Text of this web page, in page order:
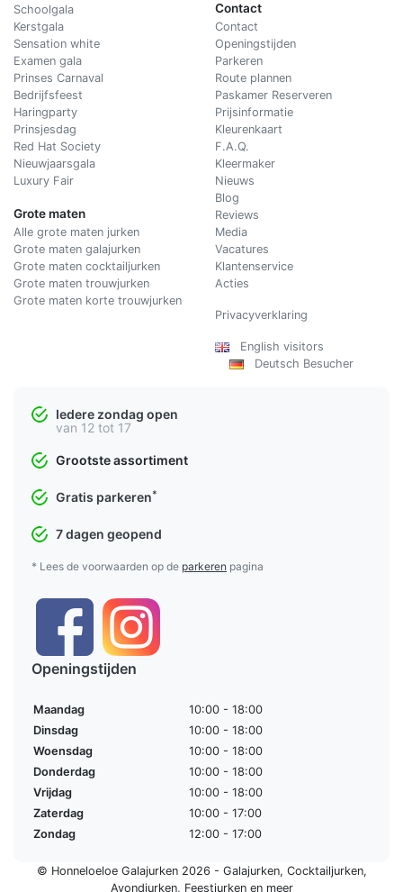
Schoolgala
Kerstgala
Sensation white
Examen gala
Prinses Carnaval
Bedrijfsfeest
Haringparty
Prinsjesdag
Red Hat Society
Nieuwjaarsgala
Luxury Fair
Grote maten
Alle grote maten jurken
Grote maten galajurken
Grote maten cocktailjurken
Grote maten trouwjurken
Grote maten korte trouwjurken
Contact
Contact
Openingstijden
Parkeren
Route plannen
Paskamer Reserveren
Prijsinformatie
Kleurenkaart
F.A.Q.
Kleermaker
Nieuws
Blog
Reviews
Media
Vacatures
Klantenservice
Acties
Privacyverklaring
English visitors
Deutsch Besucher
Iedere zondag open
van 12 tot 17
Grootste assortiment
Gratis parkeren*
7 dagen geopend
* Lees de voorwaarden op de parkeren pagina
Openingstijden
Maandag
10:00 - 18:00
Dinsdag
10:00 - 18:00
Woensdag
10:00 - 18:00
Donderdag
10:00 - 18:00
Vrijdag
10:00 - 18:00
Zaterdag
10:00 - 17:00
Zondag
12:00 - 17:00
© Honneloeloe Galajurken 2026 - Galajurken, Cocktailjurken,
Avondjurken, Feestjurkenen meer